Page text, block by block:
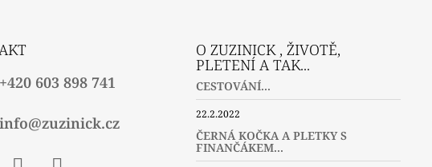
+420 603 898 741
info@zuzinick.cz
O ZUZINICK , ŽIVOTĚ,
PLETENÍ A TAK...
CESTOVÁNÍ...
22.2.2022
ČERNÁ KOČKA A PLETKY S
FINANČÁKEM...